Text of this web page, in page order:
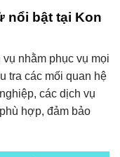
nổi bật tại Kon
nhằm phục vụ mọi
tra các mối quan hệ
các dịch vụ
hợp, đảm bảo